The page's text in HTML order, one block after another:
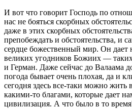
И вот что говорит Господь по
нас не бояться скорбных
даже в этих скорбных
препобеждать и обстоятельства, и
сердце божественный мир. Он дает
великих угодников Божиих —
и Герман. Даже сейчас до Валаама
погода бывает очень плохая, да и
сегодня здесь все-таки можно жить
какими-то благами, которые дает
цивилизация. А что было в то